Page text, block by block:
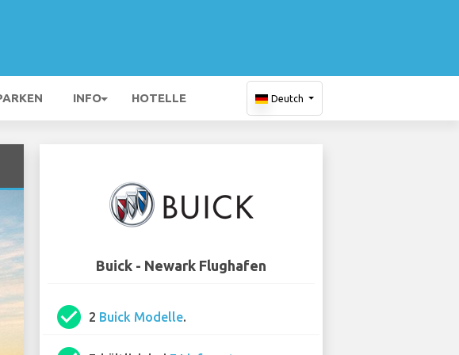
INFO HOTELLE Deutch
Buick - Newark Flughafen
check_circle 2 Buick Modelle.